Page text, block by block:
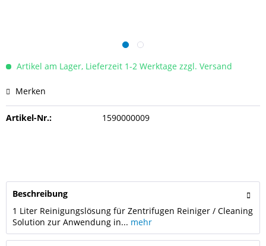
Artikel am Lager, Lieferzeit 1-2 Werktage zzgl. Versand
Merken
Artikel-Nr.: 1590000009
Beschreibung
1 Liter Reinigungslösung für Zentrifugen Reiniger / Cleaning
Solution zur Anwendung in... mehr